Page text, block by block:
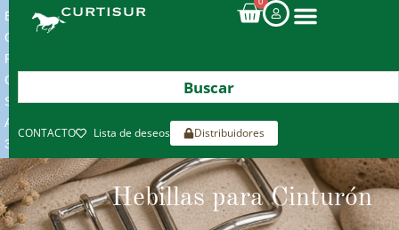
ENVIOS
GRATIS
POR
COMPRAS
SUPERIORES
A
300€*
CONTACTO Lista de deseos Distribuidores
Hebillas para Cinturón